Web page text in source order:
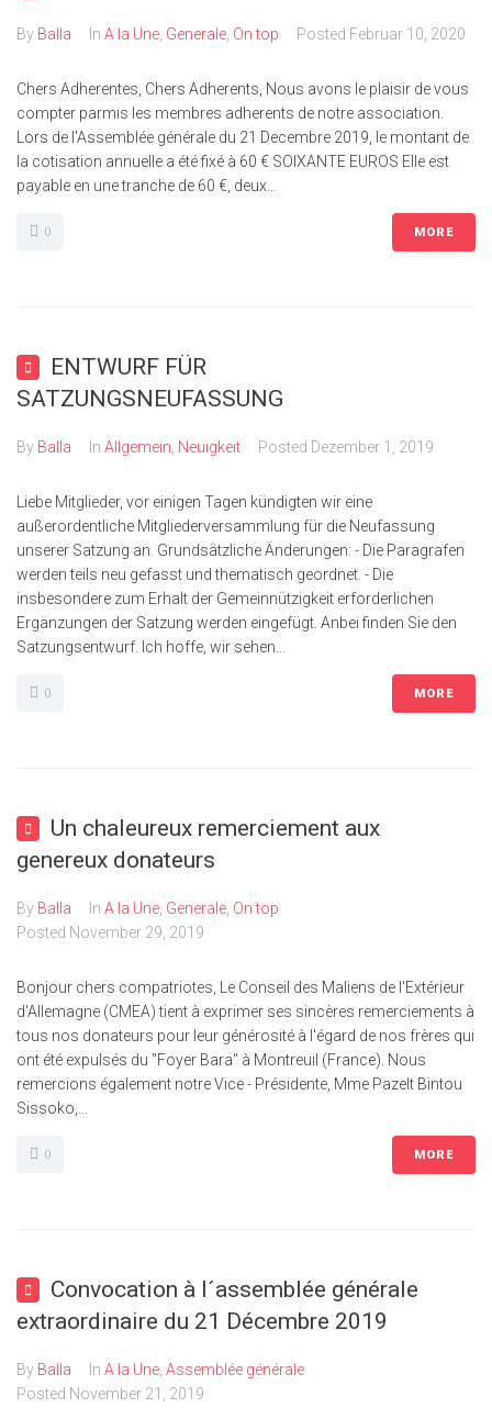
By Balla In A la Une Generale On top Posted Februar 10, 2020
Chers Adherentes, Chers Adherents, Nous avons le plaisir de vous
compter parmis les membres adherents de notre association.
Lors de l'Assemblée générale du 21 Decembre 2019, le montant de
la cotisation annuelle a été fixé à 60 € SOIXANTE EUROS Elle est
payable en une tranche de 60 €, deux...
0 MORE
ENTWURF FÜR
SATZUNGSNEUFASSUNG
By Balla In Allgemein Neuigkeit Posted Dezember 1, 2019
Liebe Mitglieder, vor einigen Tagen kündigten wir eine
außerordentliche Mitgliederversammlung für die Neufassung
unserer Satzung an. Grundsätzliche Änderungen: - Die Paragrafen
werden teils neu gefasst und thematisch geordnet. - Die
insbesondere zum Erhalt der Gemeinnützigkeit erforderlichen
Ergänzungen der Satzung werden eingefügt. Anbei finden Sie den
Satzungsentwurf. Ich hoffe, wir sehen...
0 MORE
Un chaleureux remerciement aux
genereux donateurs
By Balla In A la Une Generale On top
Posted November 29, 2019
Bonjour chers compatriotes, Le Conseil des Maliens de l'Extérieur
d'Allemagne (CMEA) tient à exprimer ses sincères remerciements à
tous nos donateurs pour leur générosité à l'égard de nos frères qui
ont été expulsés du "Foyer Bara" à Montreuil (France). Nous
remercions également notre Vice - Présidente, Mme Pazelt Bintou
Sissoko,...
0 MORE
Convocation à l´assemblée générale
extraordinaire du 21 Décembre 2019
By Balla In A la Une Assemblée générale
Posted November 21, 2019